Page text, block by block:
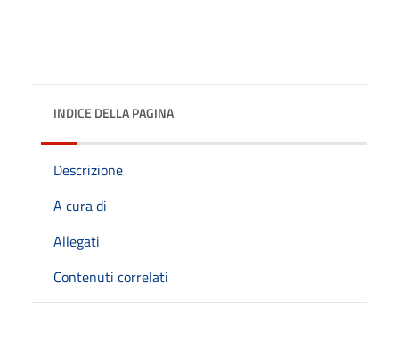
INDICE DELLA PAGINA
Descrizione
A cura di
Allegati
Contenuti correlati